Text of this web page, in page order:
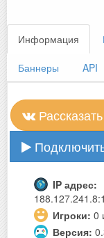
Информация
Баннеры API
IP адрес:
Игроки: 0
Версия: